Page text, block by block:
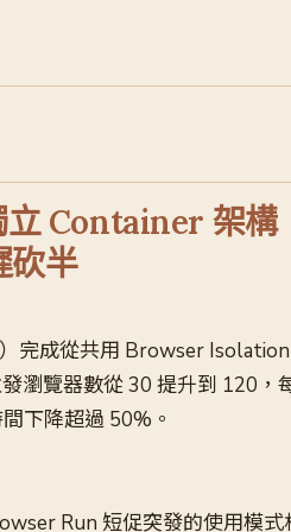
Container 架構
砍半
完成從共用 Browser
瀏覽器數從 30 提升到 120，
下降超過 50%。
Run 短促突發的使用模式